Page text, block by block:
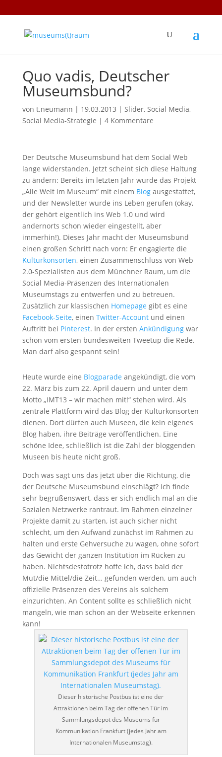
Quo vadis, Deutscher
Museumsbund?
von t.neumann | 19.03.2013 | Slider, Social Media,
Social Media-Strategie | 4 Kommentare
Der Deutsche Museumsbund hat dem Social Web
lange widerstanden. Jetzt scheint sich diese Haltung
zu ändern: Bereits im letzten Jahr wurde das Projekt
„Alle Welt im Museum“ mit einem Blogausgestattet,
und der Newsletter wurde ins Leben gerufen (okay,
der gehört eigentlich ins Web 1.0 und wird
andernorts schon wieder eingestellt, aber
immerhin!). Dieses Jahr macht der Museumsbund
einen großen Schritt nach vorn: Er engagierte die
Kulturkonsorten, einen Zusammenschluss von Web
2.0-Spezialisten aus dem Münchner Raum, um die
Social Media-Präsenzen des Internationalen
Museumstags zu entwerfen und zu betreuen.
Zusätzlich zur klassischen Homepage gibt es eine
Facebook-Seite, einen Twitter-Accountund einen
Auftritt bei Pinterest. In der ersten Ankündigungwar
schon vom ersten bundesweiten Tweetup die Rede.
Man darf also gespannt sein!
Heute wurde eine Blogparade angekündigt, die vom
22. März bis zum 22. April dauern und unter dem
Motto „IMT13 – wir machen mit!“ stehen wird. Als
zentrale Plattform wird das Blog der Kulturkonsorten
dienen. Dort dürfen auch Museen, die kein eigenes
Blog haben, ihre Beiträge veröffentlichen. Eine
schöne Idee, schließlich ist die Zahl der bloggenden
Museen bis heute nicht groß.
Doch was sagt uns das jetzt über die Richtung, die
der Deutsche Museumsbund einschlägt? Ich finde
sehr begrüßenswert, dass er sich endlich mal an die
Sozialen Netzwerke rantraut. Im Rahmen einzelner
Projekte damit zu starten, ist auch sicher nicht
schlecht, um den Aufwand zunächst im Rahmen zu
halten und erste Gehversuche zu wagen, ohne sofort
das Gewicht der ganzen Institution im Rücken zu
haben. Nichtsdestotrotz hoffe ich, dass bald der
Mut/die Mittel/die Zeit… gefunden werden, um auch
offizielle Präsenzen des Vereins als solchem
einzurichten. An Content sollte es schließlich nicht
mangeln, wie man schon an der Webseite erkennen
kann!
Dieser historische Postbus ist eine der
Attraktionen beim Tag der offenen Tür im
Sammlungsdepot des Museums für
Kommunikation Frankfurt (jedes Jahr am
Internationalen Museumstag).